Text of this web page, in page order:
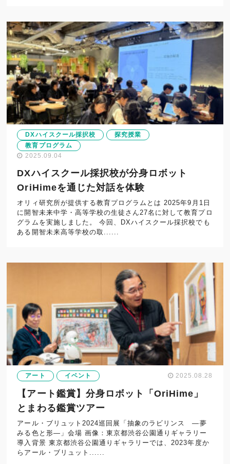
DXハイスクール採択校
探究授業
教育プログラム
2025.09.04
DXハイスクール採択校が分身ロボット
OriHimeを通じた対話を体験
オリィ研究所が提供する教育プログラムとは 2025年9月1日
に開智未来中学・高等学校の生徒さん27名に対して教育プロ
グラムを実施しました。 今回、DXハイスクール採択校でも
ある開智未来高等学校の取......
アート イベント 2025.08.28
【アート鑑賞】分身ロボット「OriHime」
とまわる鑑賞ツアー
アール・ブリュット2024巡回展「抽象のラビリンス ―夢
みる色と形―」会場 画像：東京都渋谷公園通りギャラリー
導入背景 東京都渋谷公園通りギャラリーでは、2023年度か
らアール・ブリュット......